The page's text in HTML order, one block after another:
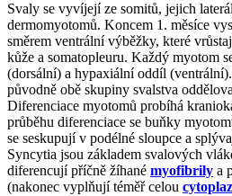
Svaly se vyvíjejí ze somitů, jejich
dermomyotomů. Koncem 1. měsíce
směrem ventrální výběžky, které
kůže a somatopleuru. Každý myotom
(dorsální) a hypaxiální oddíl
původně obě skupiny svalstva
Diferenciace myotomů probíhá
průběhu diferenciace se buňky
se seskupují v podélné sloupce a
Syncytia jsou základem svalových
diferencují příčně žíhané myofibrily a
(nakonec vyplňují téměř celou